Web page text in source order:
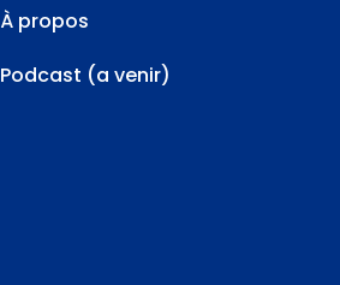
À propos
Podcast (a venir)